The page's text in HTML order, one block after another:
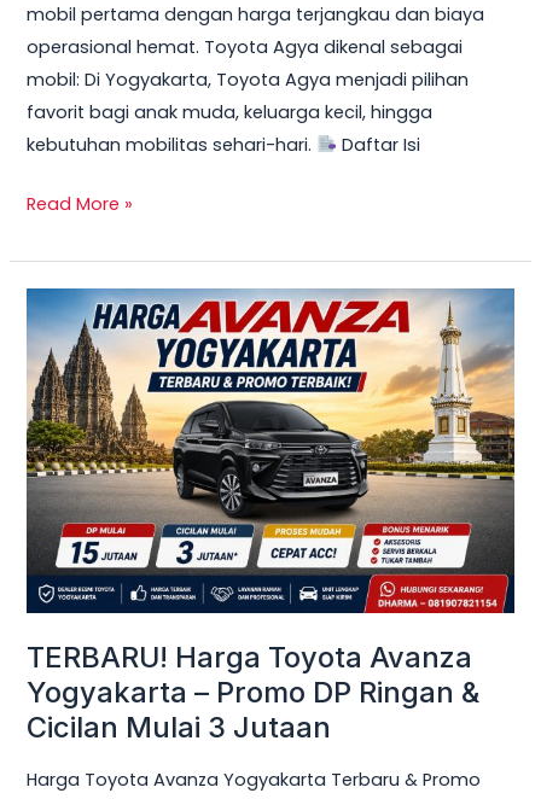
mobil pertama dengan harga terjangkau dan biaya
operasional hemat. Toyota Agya dikenal sebagai
mobil: Di Yogyakarta, Toyota Agya menjadi pilihan
favorit bagi anak muda, keluarga kecil, hingga
kebutuhan mobilitas sehari-hari.
Daftar Isi
Read More »
TERBARU! Harga Toyota Avanza
Yogyakarta – Promo DP Ringan &
Cicilan Mulai 3 Jutaan
Harga Toyota Avanza Yogyakarta Terbaru & Promo
TERBARU!
Harga
Toyota
Avanza
Yogyakarta
–
Promo
DP
Ringan
&
Mulai
3
Jutaan